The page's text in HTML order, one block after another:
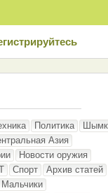
Политика
Азия
Новости оружия
Спорт
Архив статей
Мальчики